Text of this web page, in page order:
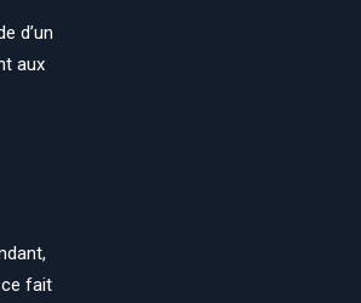
d’un
aux
ce fait